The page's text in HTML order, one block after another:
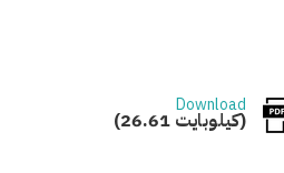
Download
(26.61 كيلوبايت)